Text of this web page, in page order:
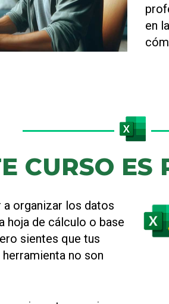
en
CURSO ES
a organizar los datos
hoja de cálculo o base
sientes que tus
no son